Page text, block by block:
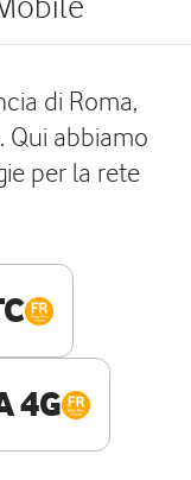
di Roma,
Qui abbiamo
per la rete
4G